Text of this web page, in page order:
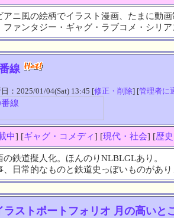
アニ風の絵柄でイラスト漫画、たまに動
ファンタジー・ギャグ・ラブコメ・シリア
線
：2025/01/04(Sat) 13:45 [修正・削除] [管理者に
中] [ギャグ・コメディ] [現代・社会] [歴
の鉄道擬人化。ほんのりNLBLGLあり。
、日常的なものと鉄道史っぽいものがあり
ラストポートフォリオ 月の高いと